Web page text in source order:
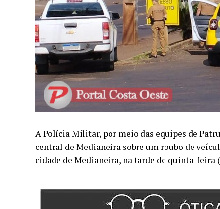
A Polícia Militar, por meio das equipes de
central de Medianeira sobre um roubo de
cidade de Medianeira, na tarde de quinta-feira